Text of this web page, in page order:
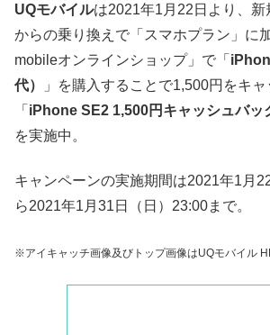
UQモバイルは2021年1月22日より、新
からの乗り換えで「スマホプラン」に
mobileオンラインショップ」で「
代）
」を購入することで1,500円をキ
「 iPhone SE2 1,500円キャッシュバッ
を実施中。
キャンペーンの実施期間は2021年1月
ら2021年1月31日（日）23:00まで。
※アイキャッチ画像及びトップ画像はUQモバイル